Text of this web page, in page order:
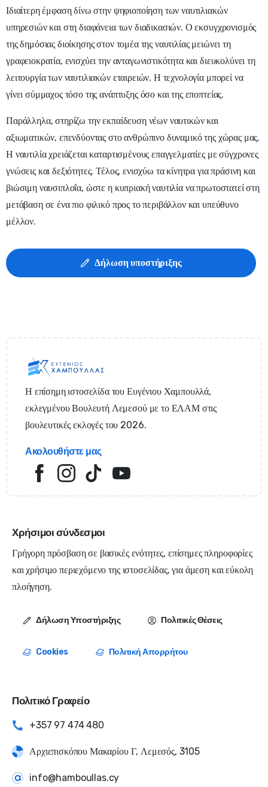
Ιδιαίτερη έμφαση δίνω στην ψηφιοποίηση των ναυτιλιακών
υπηρεσιών και στη διαφάνεια των διαδικασιών. Ο εκσυγχρονισμός
της δημόσιας διοίκησης στον τομέα της ναυτιλίας μειώνει τη
γραφειοκρατία, ενισχύει την ανταγωνιστικότητα και διευκολύνει τη
λειτουργία των ναυτιλιακών εταιρειών. Η τεχνολογία μπορεί να
γίνει σύμμαχος τόσο της ανάπτυξης όσο και της εποπτείας.
Παράλληλα, στηρίζω την εκπαίδευση νέων ναυτικών και
αξιωματικών, επενδύοντας στο ανθρώπινο δυναμικό της χώρας μας.
Η ναυτιλία χρειάζεται καταρτισμένους επαγγελματίες με σύγχρονες
γνώσεις και δεξιότητες. Τέλος, ενισχύω τα κίνητρα για πράσινη και
βιώσιμη ναυσιπλοΐα, ώστε η κυπριακή ναυτιλία να πρωτοστατεί στη
μετάβαση σε ένα πιο φιλικό προς το περιβάλλον και υπεύθυνο
μέλλον.
Δήλωση υποστήριξης
Η επίσημη ιστοσελίδα του Ευγένιου Χαμπουλλά,
εκλεγμένου Βουλευτή Λεμεσού με το ΕΛΑΜ στις
βουλευτικές εκλογές του 2026.
Ακολουθήστε μας
Χρήσιμοι σύνδεσμοι
Γρήγορη πρόσβαση σε βασικές ενότητες, επίσημες πληροφορίες
και χρήσιμο περιεχόμενο της ιστοσελίδας, για άμεση και εύκολη
πλοήγηση.
Δήλωση Υποστήριξης Πολιτικές Θέσεις
Cookies Πολιτική Απορρήτου
Πολιτικό Γραφείο
+357 97 474 480
Αρχιεπισκόπου Μακαρίου Γ, Λεμεσός, 3105
info@hamboullas.cy